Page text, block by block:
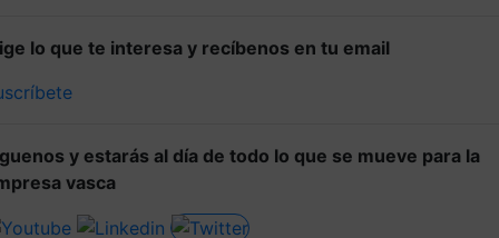
lo que te interesa y recíbenos en tu email
y estarás al día de todo lo que se mueve para la
vasca